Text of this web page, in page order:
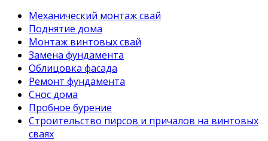
Механический монтаж свай
Поднятие дома
Монтаж винтовых свай
Замена фундамента
Облицовка фасада
Ремонт фундамента
Снос дома
Пробное бурение
Строительство пирсов и причалов на винтовых
сваях